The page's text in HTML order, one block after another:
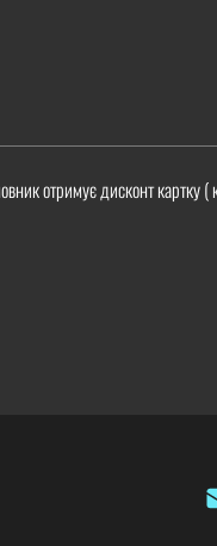
отримує дисконт картку